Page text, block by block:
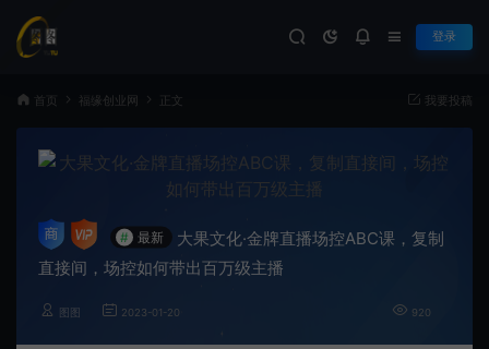
登录
首页 福缘创业网 正文 我要投稿
# 最新
大果文化·金牌直播场控ABC课，复制
直接间，场控如何带出百万级主播
图图 2023-01-20 920